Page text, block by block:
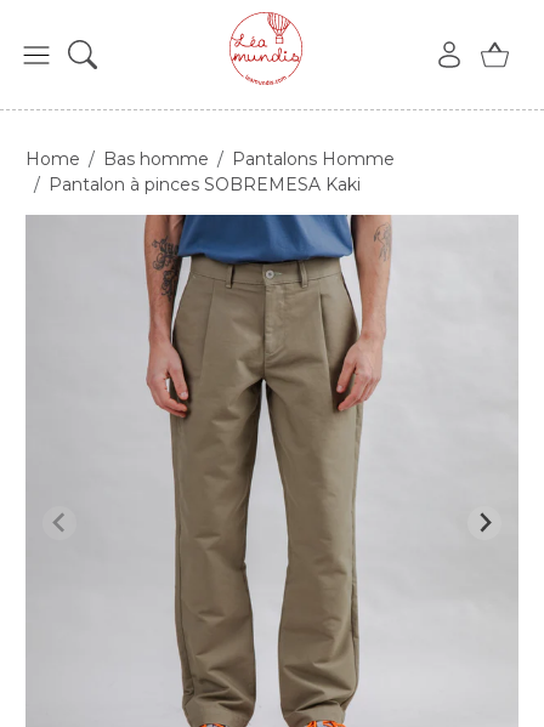
Home Bas homme
Pantalons Homme
Pantalon à pinces SOBREMESA Kaki